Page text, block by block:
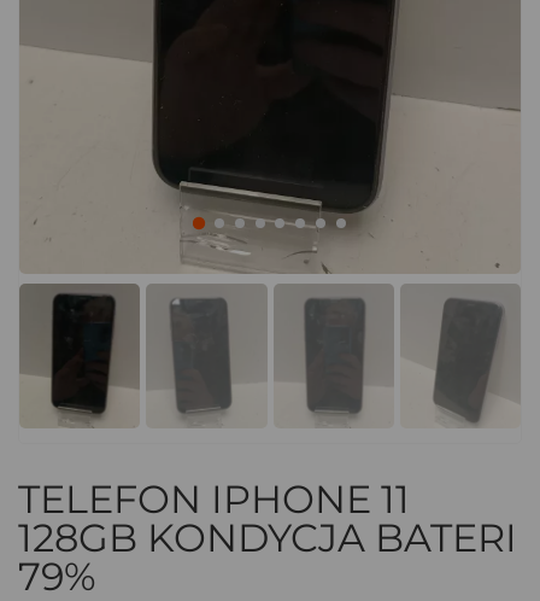
TELEFON IPHONE 11
128GB KONDYCJA BATERI
79%